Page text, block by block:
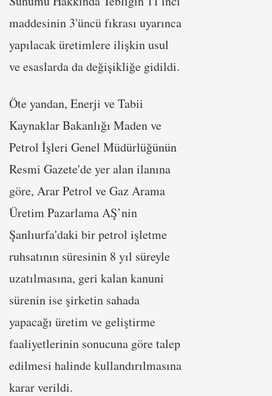
maddesinin 3'üncü fıkrası uyarınca
yapılacak üretimlere ilişkin usul
ve esaslarda da değişikliğe gidildi.
Öte yandan, Enerji ve Tabii
Kaynaklar Bakanlığı Maden ve
Petrol İşleri Genel Müdürlüğünün
Resmi Gazete'de yer alan ilanına
göre, Arar Petrol ve Gaz Arama
Üretim Pazarlama AŞ’nin
Şanlıurfa'daki bir petrol işletme
ruhsatının süresinin 8 yıl süreyle
uzatılmasına, geri kalan kanuni
sürenin ise şirketin sahada
yapacağı üretim ve geliştirme
faaliyetlerinin sonucuna göre talep
edilmesi halinde kullandırılmasına
karar verildi.